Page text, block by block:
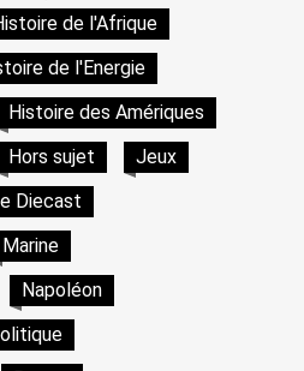
de l'Afrique
de l'Energie
Histoire des Amériques
Hors sujet
Jeux
Diecast
Marine
Napoléon